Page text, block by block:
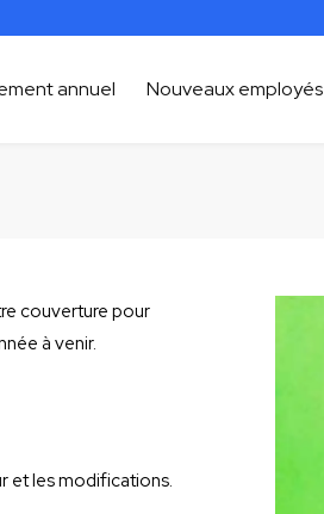
annuel Nouveaux employés
couverture pour
à venir.
et les modifications.